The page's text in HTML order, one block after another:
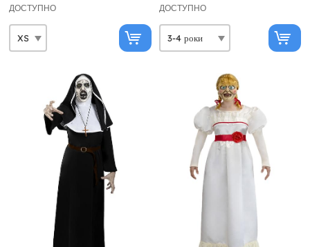
ДОСТУПНО ДОСТУПНО